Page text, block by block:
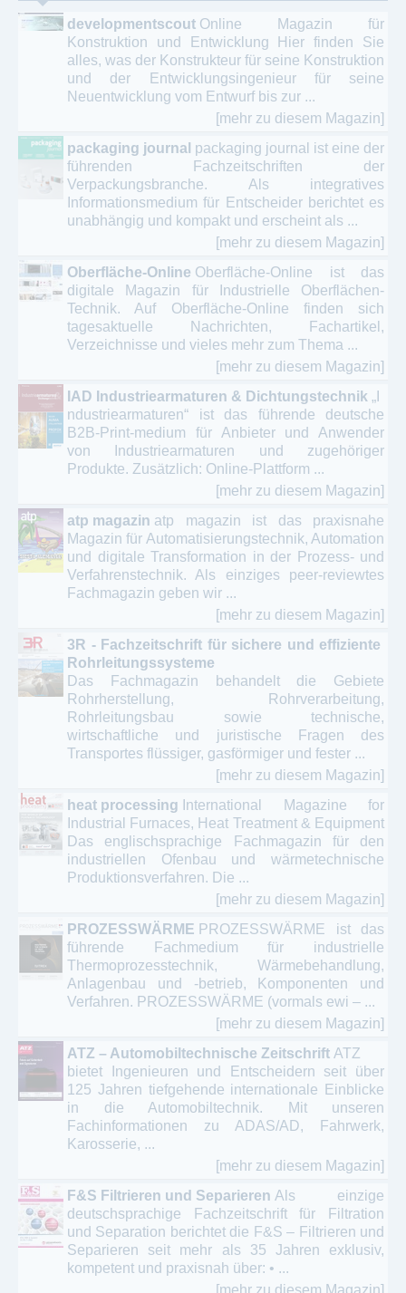
developmentscout Online Magazin für
Konstruktion und Entwicklung Hier finden Sie
alles, was der Konstrukteur für seine Konstruktion
und der Entwicklungsingenieur für seine
Neuentwicklung vom Entwurf bis zur ...
[mehr zu diesem Magazin]
packaging journal packaging journal ist eine der
führenden Fachzeitschriften der
Verpackungsbranche. Als integratives
Informationsmedium für Entscheider berichtet es
unabhängig und kompakt und erscheint als ...
[mehr zu diesem Magazin]
Oberfläche-Online Oberfläche-Online ist das
digitale Magazin für Industrielle Oberflächen-
Technik. Auf Oberfläche-Online finden sich
tagesaktuelle Nachrichten, Fachartikel,
Verzeichnisse und vieles mehr zum Thema ...
[mehr zu diesem Magazin]
IAD Industriearmaturen & Dichtungstechnik „I
ndustriearmaturen“ ist das führende deutsche
B2B-Print-medium für Anbieter und Anwender
von Industriearmaturen und zugehöriger
Produkte. Zusätzlich: Online-Plattform ...
[mehr zu diesem Magazin]
atp magazin atp magazin ist das praxisnahe
Magazin für Automatisierungstechnik, Automation
und digitale Transformation in der Prozess- und
Verfahrenstechnik. Als einziges peer-reviewtes
Fachmagazin geben wir ...
[mehr zu diesem Magazin]
3R - Fachzeitschrift für sichere und effiziente
Rohrleitungssysteme
Das Fachmagazin behandelt die Gebiete
Rohrherstellung, Rohrverarbeitung,
Rohrleitungsbau sowie technische,
wirtschaftliche und juristische Fragen des
Transportes flüssiger, gasförmiger und fester ...
[mehr zu diesem Magazin]
heat processing International Magazine for
Industrial Furnaces, Heat Treatment & Equipment
Das englischsprachige Fachmagazin für den
industriellen Ofenbau und wärmetechnische
Produktionsverfahren. Die ...
[mehr zu diesem Magazin]
PROZESSWÄRME PROZESSWÄRME ist das
führende Fachmedium für industrielle
Thermoprozesstechnik, Wärmebehandlung,
Anlagenbau und -betrieb, Komponenten und
Verfahren. PROZESSWÄRME (vormals ewi – ...
[mehr zu diesem Magazin]
ATZ – Automobiltechnische Zeitschrift ATZ
bietet Ingenieuren und Entscheidern seit über
125 Jahren tiefgehende internationale Einblicke
in die Automobiltechnik. Mit unseren
Fachinformationen zu ADAS/AD, Fahrwerk,
Karosserie, ...
[mehr zu diesem Magazin]
F&S Filtrieren und Separieren Als einzige
deutschsprachige Fachzeitschrift für Filtration
und Separation berichtet die F&S – Filtrieren und
Separieren seit mehr als 35 Jahren exklusiv,
kompetent und praxisnah über: • ...
[mehr zu diesem Magazin]